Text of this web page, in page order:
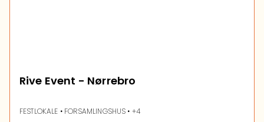
Rive Event - Nørrebro
FESTLOKALE • FORSAMLINGSHUS • +4